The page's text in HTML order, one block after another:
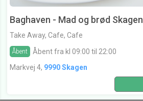
Baghaven - Mad og brød Skagen
Take Away, Cafe, Cafe
Åbent
Åbent fra kl 09:00 til 22:00
Markvej 4, 9990 Skagen